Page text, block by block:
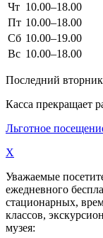
Чт 10.00–18.00
Пт 10.00–18.00
Сб 10.00–19.00
Вс 10.00–18.00
Последний
Касса прекращает
Льготное
X
Уважаемые
ежедневного
стационарных,
классов,
музея: